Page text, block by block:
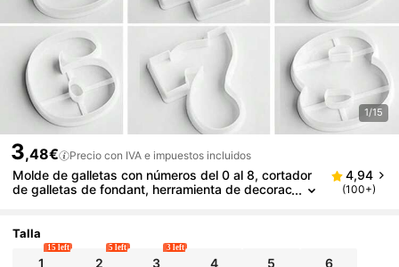
1/15
3,48€ Precio con IVA e impuestos incluidos
Molde de galletas con números del 0 al 8, cortador
de galletas de fondant, herramienta de decorac
4,94
(100+)
Talla
1
15 left
2
5 left
3
3 left
4 5 6